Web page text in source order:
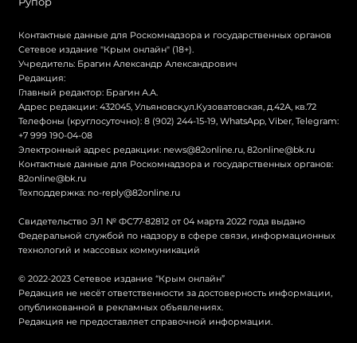
Контактные данные для Роскомнадзора и государственных органов
Сетевое издание "Крым онлайн" (18+).
Учредитель: Брагин Александр Александрович
Редакция:
Главный редактор: Брагин А.А.
Адрес редакции: 432045, Ульяновск,ул.Кузоватовская, д.42А, кв.72
Телефоны (круглосуточно): 8 (902) 244-15-19, WhatsApp, Viber, Telegram:
+7 999 190-04-08
Электронный адрес редакции: news@82online.ru, 82online@bk.ru
Контактные данные для Роскомнадзора и государственных органов:
82online@bk.ru
Техподдержка: no-reply@82online.ru
Свидетельство ЭЛ № ФС77-82812 от 04 марта 2022 года выдано
Федеральной службой по надзору в сфере связи, информационных
технологий и массовых коммуникаций
© 2022-2023 Сетевое издание “Крым онлайн”
Редакция не несёт ответственности за достоверность информации,
опубликованной в рекламных объявлениях.
Редакция не предоставляет справочной информации.